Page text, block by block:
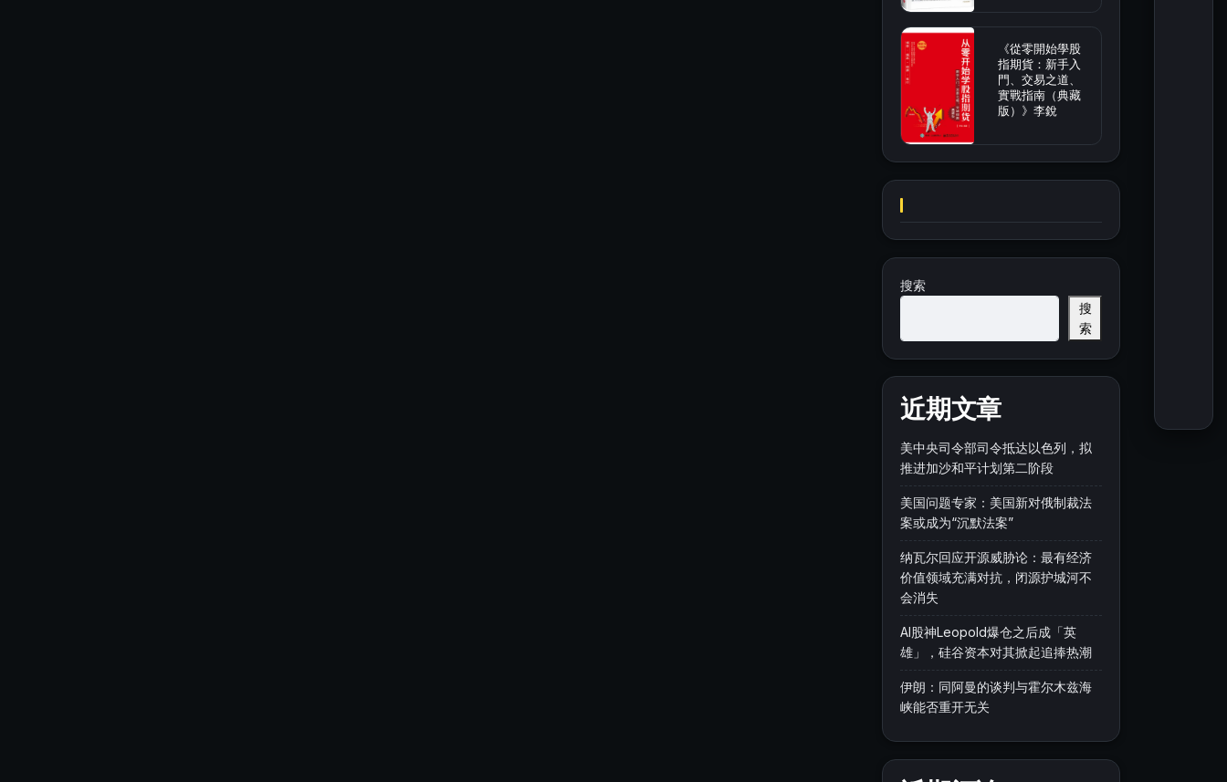
《從零開始學股
指期貨：新手入
門、交易之道、
實戰指南（典藏
版）》李銳
搜索
搜
索
近期文章
美中央司令部司令抵达以色列，拟
推进加沙和平计划第二阶段
美国问题专家：美国新对俄制裁法
案或成为“沉默法案”
纳瓦尔回应开源威胁论：最有经济
价值领域充满对抗，闭源护城河不
会消失
AI股神Leopold爆仓之后成「英
雄」，硅谷资本对其掀起追捧热潮
伊朗：同阿曼的谈判与霍尔木兹海
峡能否重开无关